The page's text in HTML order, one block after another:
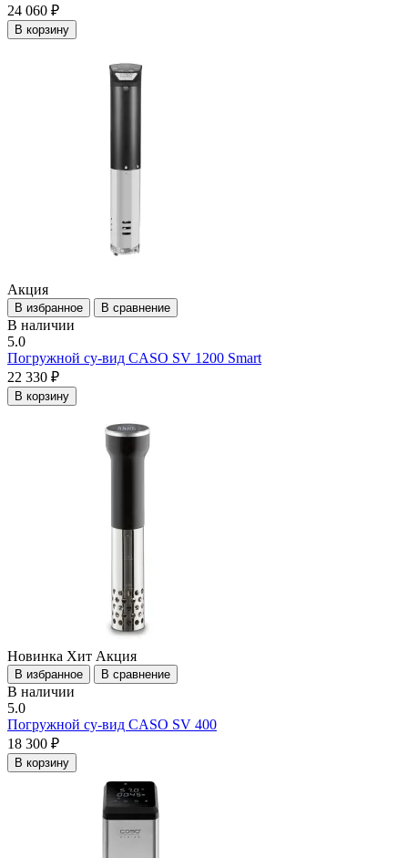
24 060 ₽
В корзину
Акция
В избранное В сравнение
В наличии
5.0
Погружной су-вид CASO SV 1200 Smart
22 330 ₽
В корзину
Новинка Хит Акция
В избранное В сравнение
В наличии
5.0
Погружной су-вид CASO SV 400
18 300 ₽
В корзину